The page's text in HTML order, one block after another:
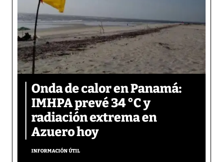
Onda de calor en Panamá:
IMHPA prevé 34 °C y
radiación extrema en
Azuero hoy
INFORMACIÓN ÚTIL